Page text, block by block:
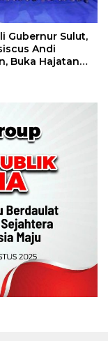
Gubernur Sulut,
Andi
Buka Hajatan